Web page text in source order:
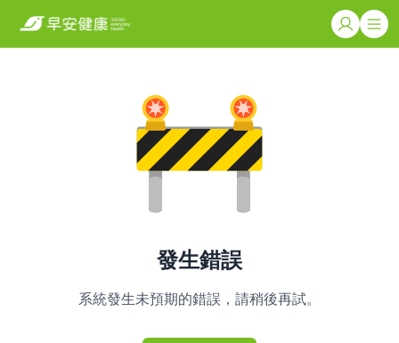
發生錯誤
系統發生未預期的錯誤，請稍後再試。